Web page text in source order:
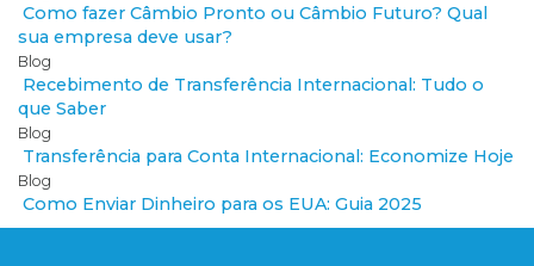
Como fazer Câmbio Pronto ou Câmbio Futuro? Qual
sua empresa deve usar?
Blog
Recebimento de Transferência Internacional: Tudo o
que Saber
Blog
Transferência para Conta Internacional: Economize Hoje
Blog
Como Enviar Dinheiro para os EUA: Guia 2025